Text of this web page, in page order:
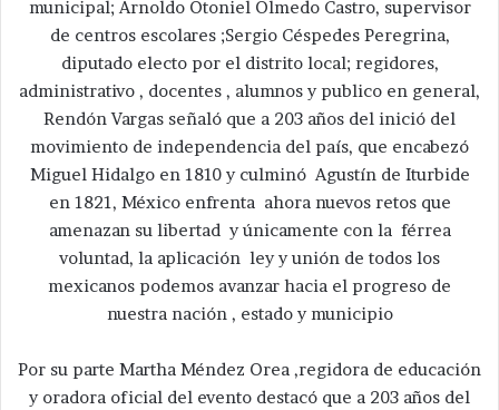
municipal; Arnoldo Otoniel Olmedo Castro, supervisor
de centros escolares ;Sergio Céspedes Peregrina,
diputado electo por el distrito local; regidores,
administrativo , docentes , alumnos y publico en general,
Rendón Vargas señaló que a 203 años del inició del
movimiento de independencia del país, que encabezó
Miguel Hidalgo en 1810 y culminó Agustín de Iturbide
en 1821, México enfrenta ahora nuevos retos que
amenazan su libertad y únicamente con la férrea
voluntad, la aplicación ley y unión de todos los
mexicanos podemos avanzar hacia el progreso de
nuestra nación , estado y municipio
Por su parte Martha Méndez Orea ,regidora de educación
y oradora oficial del evento destacó que a 203 años del